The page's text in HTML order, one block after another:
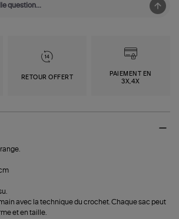
RETOUR OFFERT
PAIEMENT EN
3X,4X
avec la technique du crochet. Chaque sac peut
et en taille.